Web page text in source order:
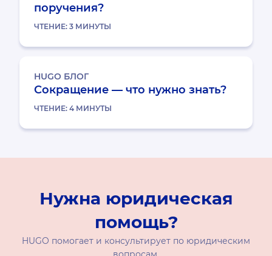
поручения?
ЧТЕНИЕ: 3 МИНУТЫ
HUGO БЛОГ
Сокращение — что нужно знать?
ЧТЕНИЕ: 4 МИНУТЫ
Нужна юридическая
помощь?
HUGO помогает и консультирует по юридическим